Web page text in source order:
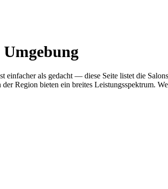
als gedacht — diese Seite listet die
Region bieten ein breites Leistungsspektrum.